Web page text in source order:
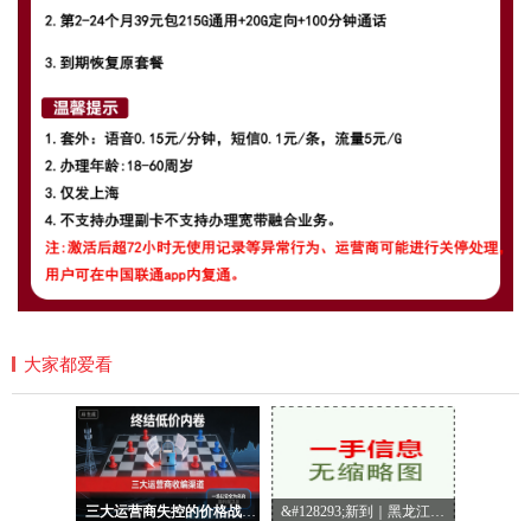
大家都爱看
三大运营商失控的价格战：第三方渠道如何拖垮行业资费 &#128293;新到｜黑龙江移动稀缺神卡 &#9989;